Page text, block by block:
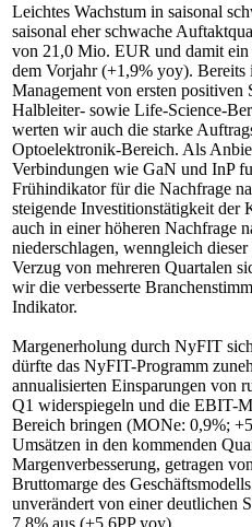
Leichtes Wachstum in saisonal
saisonal eher schwache
von 21,0 Mio. EUR und damit ein
dem Vorjahr (+1,9% yoy). Bereits
Management von ersten positiven
Halbleiter- sowie Life-Science-
werten wir auch die starke
Optoelektronik-Bereich. Als
Verbindungen wie GaN und InP
Frühindikator für die Nachfrage
steigende Investitionstätigkeit der
auch in einer höheren Nachfrage
niederschlagen, wenngleich
Verzug von mehreren Quartalen
wir die verbesserte
Indikator.
Margenerholung durch NyFIT
dürfte das NyFIT-Programm
annualisierten Einsparungen von
Q1 widerspiegeln und die EBIT-
Bereich bringen (MONe: 0,9%;
Umsätzen in den kommenden
Margenverbesserung, getragen
Bruttomarge des
unverändert von einer deutlichen
7,8% aus (+5,6PP yoy).